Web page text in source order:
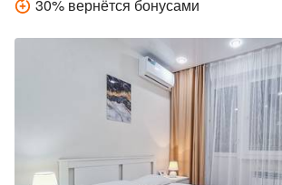
30% вернётся бонусами